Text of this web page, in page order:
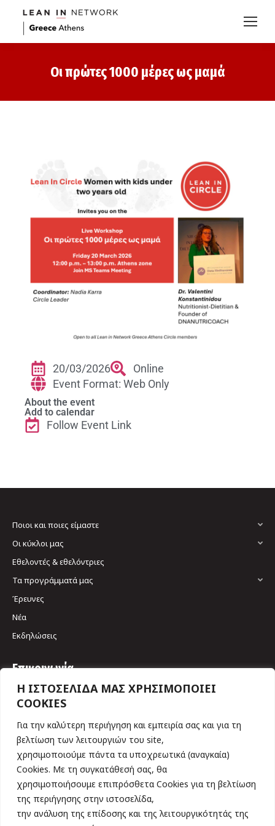
Η ΙΣΤΟΣΕΛΙΔΑ ΜΑΣ ΧΡΗΣΙΜΟΠΟΙΕΙ
COOKIES
Για την καλύτερη περιήγηση και εμπειρία σας και για τη
βελτίωση των λειτουργιών του site,
χρησιμοποιούμε πάντα τα υποχρεωτικά (αναγκαία)
Cookies. Με τη συγκατάθεσή σας, θα
χρησιμοποιήσουμε επιπρόσθετα Cookies για τη βελτίωση
της περιήγησης στην ιστοσελίδα,
την ανάλυση της επίδοσης και της λειτουργικότητάς της
Οι πρώτες 1000 μέρες ως μαμά
20/03/2026
Online
Event Format: Web Only
About the event
Add to calendar
Follow Event Link
Ποιοι και ποιες είμαστε
Οι κύκλοι μας
Εθελοντές & εθελόντριες
Τα προγράμματά μας
Έρευνες
Νέα
Εκδηλώσεις
Επικοινωνία
Σκουφά 64 & Γριβαίων
106 80, Αθήνα
Tηλ. 210 3617461
Find us on:
Εγγραφείτε τώρα στο Newsletter